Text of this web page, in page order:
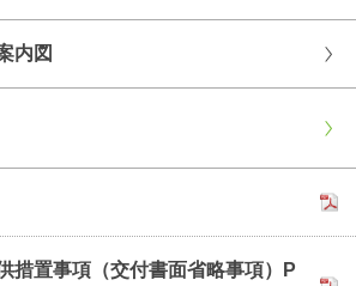
内図
措置事項（交付書面省略事項）P